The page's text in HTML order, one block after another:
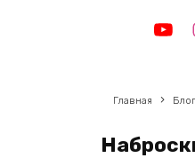
Главная Блог